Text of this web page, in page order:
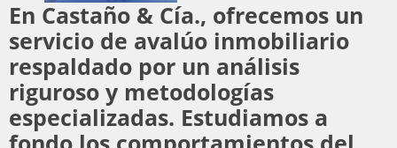
En Castaño & Cía., ofrecemos un
servicio de avalúo inmobiliario
respaldado por un análisis
riguroso y metodologías
especializadas. Estudiamos a